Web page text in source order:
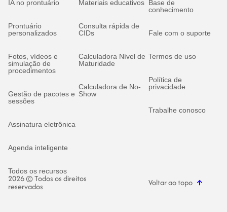
IA no prontuário
Prontuário
personalizados
Fotos, vídeos e
simulação de
procedimentos
Gestão de pacotes e
sessões
Assinatura eletrônica
Agenda inteligente
Todos os recursos
Materiais educativos
Consulta rápida de
CIDs
Calculadora Nível de
Maturidade
Calculadora de No-
Show
Base de
conhecimento
Fale com o suporte
Termos de uso
Política de
privacidade
Trabalhe conosco
2026 © Todos os direitos
reservados Voltar ao topo